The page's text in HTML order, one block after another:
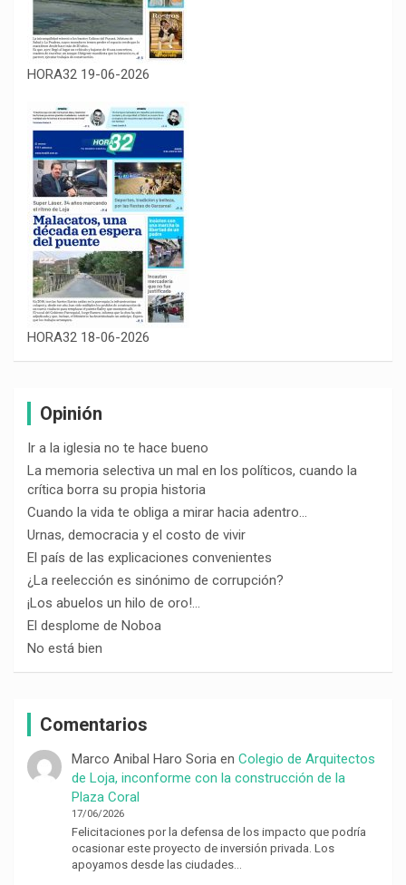
HORA32 19-06-2026
HORA32 18-06-2026
Opinión
Ir a la iglesia no te hace bueno
La memoria selectiva un mal en los políticos, cuando la
crítica borra su propia historia
Cuando la vida te obliga a mirar hacia adentro…
Urnas, democracia y el costo de vivir
El país de las explicaciones convenientes
¿La reelección es sinónimo de corrupción?
¡Los abuelos un hilo de oro!…
El desplome de Noboa
No está bien
Comentarios
Marco Anibal Haro Soriaen Colegio de Arquitectos
de Loja, inconforme con la construcción de la
Plaza Coral
17/06/2026
Felicitaciones por la defensa de los impacto que podría
ocasionar este proyecto de inversión privada. Los
apoyamos desde las ciudades…